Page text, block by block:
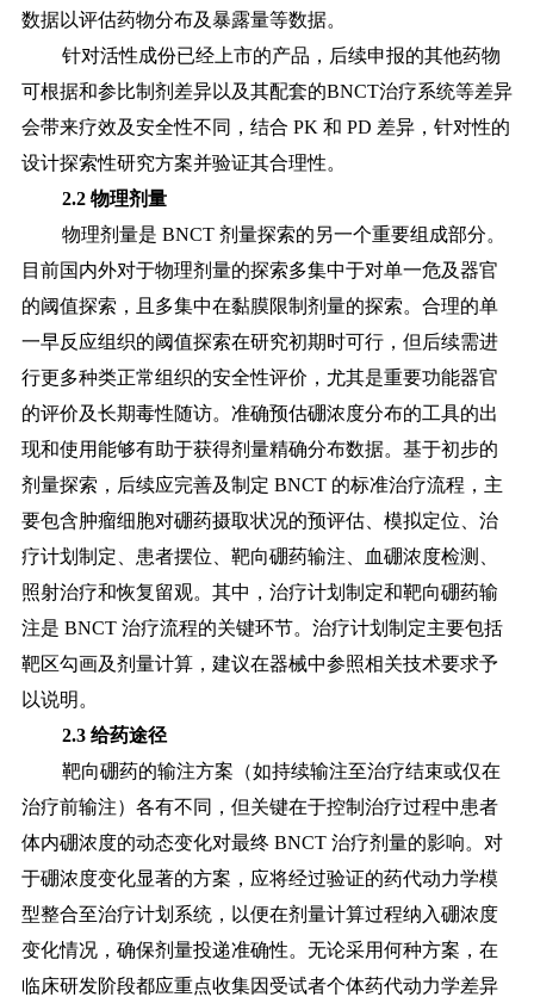
数据以评估药物分布及暴露量等数据。
针对活性成份已经上市的产品，后续申报的其他药物
可根据和参比制剂差异以及其配套的BNCT治疗系统等差异
会带来疗效及安全性不同，结合 PK 和 PD 差异，针对性的
设计探索性研究方案并验证其合理性。
2.2 物理剂量
物理剂量是 BNCT 剂量探索的另一个重要组成部分。
目前国内外对于物理剂量的探索多集中于对单一危及器官
的阈值探索，且多集中在黏膜限制剂量的探索。合理的单
一早反应组织的阈值探索在研究初期时可行，但后续需进
行更多种类正常组织的安全性评价，尤其是重要功能器官
的评价及长期毒性随访。准确预估硼浓度分布的工具的出
现和使用能够有助于获得剂量精确分布数据。基于初步的
剂量探索，后续应完善及制定 BNCT 的标准治疗流程，主
要包含肿瘤细胞对硼药摄取状况的预评估、模拟定位、治
疗计划制定、患者摆位、靶向硼药输注、血硼浓度检测、
照射治疗和恢复留观。其中，治疗计划制定和靶向硼药输
注是 BNCT 治疗流程的关键环节。治疗计划制定主要包括
靶区勾画及剂量计算，建议在器械中参照相关技术要求予
以说明。
2.3 给药途径
靶向硼药的输注方案（如持续输注至治疗结束或仅在
治疗前输注）各有不同，但关键在于控制治疗过程中患者
体内硼浓度的动态变化对最终 BNCT 治疗剂量的影响。对
于硼浓度变化显著的方案，应将经过验证的药代动力学模
型整合至治疗计划系统，以便在剂量计算过程纳入硼浓度
变化情况，确保剂量投递准确性。无论采用何种方案，在
临床研发阶段都应重点收集因受试者个体药代动力学差异